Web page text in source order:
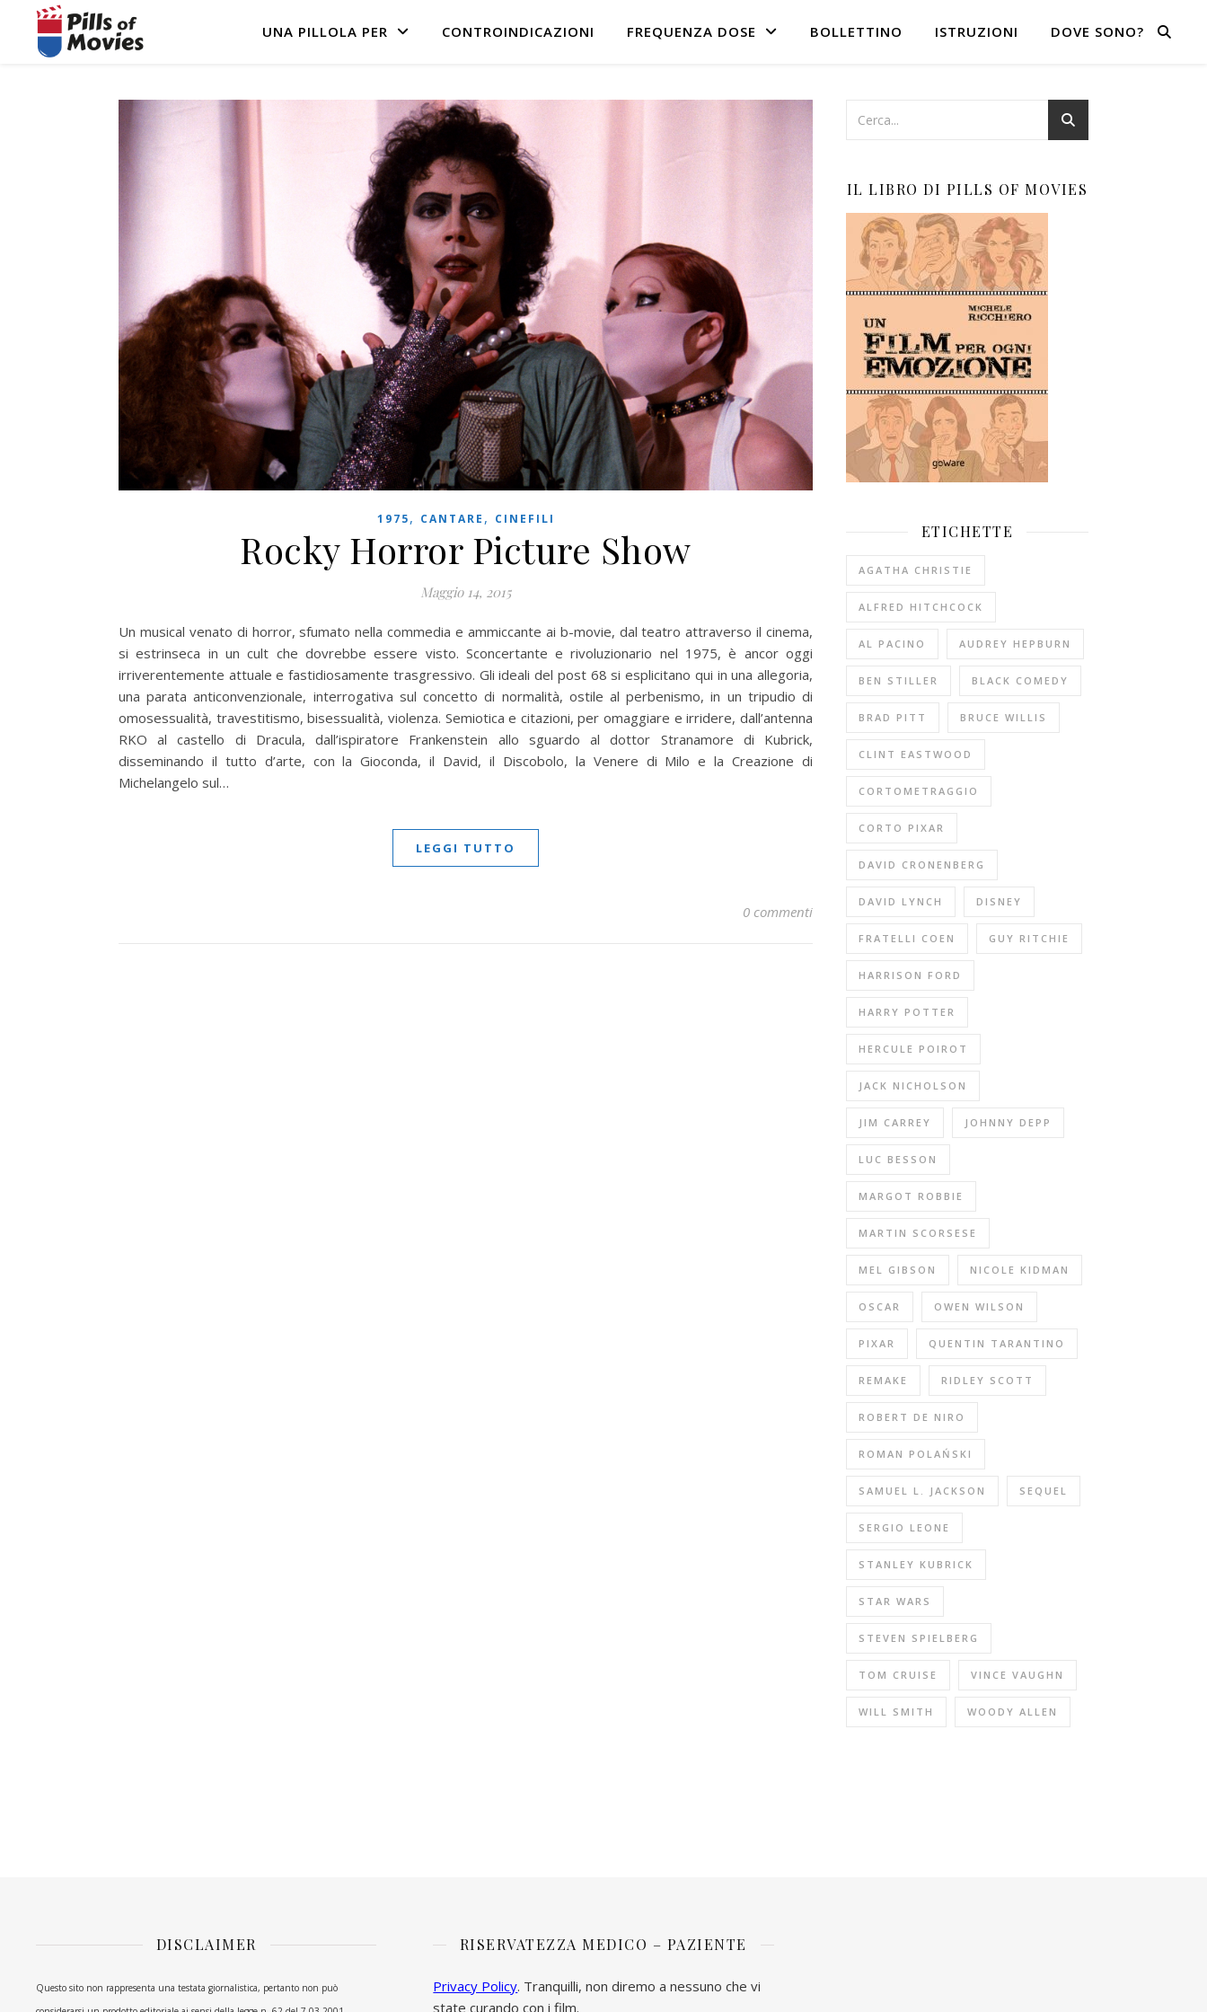
UNA PILLOLA PER CONTROINDICAZIONI FREQUENZA DOSE BOLLETTINO ISTRUZIONI DOVE SONO?
1975, CANTARE , CINEFILI
Rocky Horror Picture Show
Maggio 14, 2015
Un musical venato di horror, sfumato nella commedia e ammiccante ai b-movie, dal teatro attraverso il cinema,
si estrinseca in un cult che dovrebbe essere visto. Sconcertante e rivoluzionario nel 1975, è ancor oggi
irriverentemente attuale e fastidiosamente trasgressivo. Gli ideali del post 68 si esplicitano qui in una allegoria,
una parata anticonvenzionale, interrogativa sul concetto di normalità, ostile al perbenismo, in un tripudio di
omosessualità, travestitismo, bisessualità, violenza. Semiotica e citazioni, per omaggiare e irridere, dall’antenna
RKO al castello di Dracula, dall’ispiratore Frankenstein allo sguardo al dottor Stranamore di Kubrick,
disseminando il tutto d’arte, con la Gioconda, il David, il Discobolo, la Venere di Milo e la Creazione di
Michelangelo sul…
LEGGI TUTTO
0 commenti
IL LIBRO DI PILLS OF MOVIES
ETICHETTE
AGATHA CHRISTIE
ALFRED HITCHCOCK
AL PACINO AUDREY HEPBURN
BEN STILLER BLACK COMEDY
BRAD PITT BRUCE WILLIS
CLINT EASTWOOD
CORTOMETRAGGIO
CORTO PIXAR
DAVID CRONENBERG
DAVID LYNCH DISNEY
FRATELLI COEN GUY RITCHIE
HARRISON FORD
HARRY POTTER
HERCULE POIROT
JACK NICHOLSON
JIM CARREY JOHNNY DEPP
LUC BESSON
MARGOT ROBBIE
MARTIN SCORSESE
MEL GIBSON NICOLE KIDMAN
OSCAR OWEN WILSON
PIXAR QUENTIN TARANTINO
REMAKE RIDLEY SCOTT
ROBERT DE NIRO
ROMAN POLAŃSKI
SAMUEL L. JACKSON SEQUEL
SERGIO LEONE
STANLEY KUBRICK
STAR WARS
STEVEN SPIELBERG
TOM CRUISE VINCE VAUGHN
WILL SMITH WOODY ALLEN
DISCLAIMER
Questo sito non rappresenta una testata giornalistica, pertanto non può
RISERVATEZZA MEDICO – PAZIENTE
Privacy Policy. Tranquilli, non diremo a nessuno che vi
state curando con i film.